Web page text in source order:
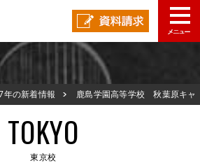
ス
年の新着情報
鹿島学園高等学校 秋葉原キャ
TOKYO
東京校